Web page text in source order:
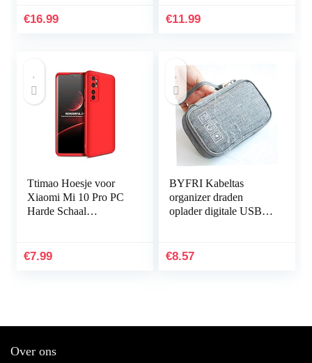
€16.99
Compatibel met
€11.99
Ttimao Hoesje voor
Xiaomi Mi 10 Pro PC
Harde Schaal
Ultradunne Shock
€7.99
BYFRI Kabeltas
organizer draden
oplader digitale USB
hoofdtelefoondoos
€8.57
Over ons